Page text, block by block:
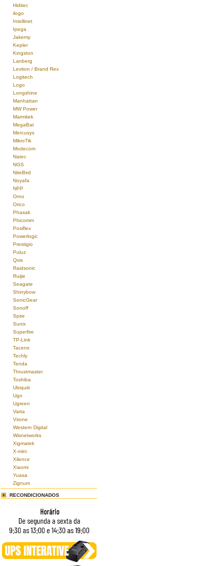
Hiditec
ilogo
Intellinet
Ipega
Jakemy
Kepler
Kingston
Lanberg
Leviton / Brand Rex
Logitech
Logo
Longshine
Manhattan
MW Power
Marmitek
MegaBat
Mercusys
MikroTik
Modecom
Natec
NGS
NiteBird
Noyafa
NPP
Orno
Orico
Phasak
Phicomm
Posiflex
Powerlogic
Prestigio
Puluz
Qvis
Raidsonic
Ruijie
Seagate
Shinybow
SonicGear
Sonoff
Spire
Sunix
Superfire
TP-Link
Tacens
Techly
Tenda
Thrustmaster
Toshiba
Ubiquiti
Ugo
Ugreen
Varta
Virone
Western Digital
Wisnetworks
Xigmatek
X-mini
Xilence
Xiaomi
Yuasa
Zignum
RECONDICIONADOS